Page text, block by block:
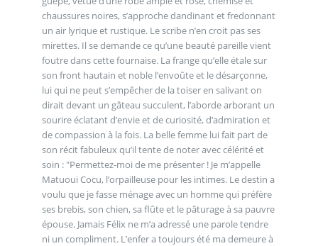
chaussures noires, s’approche dandinant et fredonnant
un air lyrique et rustique. Le scribe n’en croit pas ses
mirettes. Il se demande ce qu’une beauté pareille vient
foutre dans cette fournaise. La frange qu’elle étale sur
son front hautain et noble l’envoûte et le désarçonne,
lui qui ne peut s’empêcher de la toiser en salivant on
dirait devant un gâteau succulent, l’aborde arborant un
sourire éclatant d’envie et de curiosité, d’admiration et
de compassion à la fois. La belle femme lui fait part de
son récit fabuleux qu’il tente de noter avec célérité et
soin : "Permettez-moi de me présenter ! Je m’appelle
Matuoui Cocu, l’orpailleuse pour les intimes. Le destin a
voulu que je fasse ménage avec un homme qui préfère
ses brebis, son chien, sa flûte et le pâturage à sa pauvre
épouse. Jamais Félix ne m’a adressé une parole tendre
ni un compliment. L’enfer a toujours été ma demeure à